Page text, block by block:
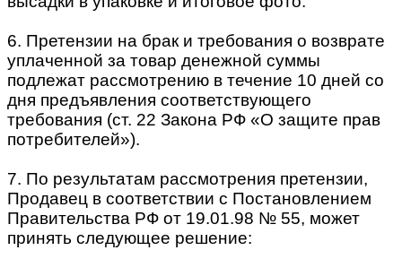
6. Претензии на брак и требования о возврате
уплаченной за товар денежной суммы
подлежат рассмотрению в течение 10 дней со
дня предъявления соответствующего
требования (ст. 22 Закона РФ «О защите прав
потребителей»).
7. По результатам рассмотрения претензии,
Продавец в соответствии с Постановлением
Правительства РФ от 19.01.98 № 55, может
принять следующее решение: